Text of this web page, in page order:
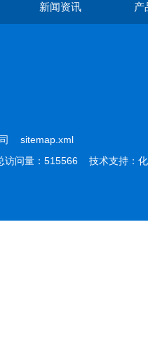
新闻资讯 产
司 sitemap.xml
问量：515566 技术支持： 化